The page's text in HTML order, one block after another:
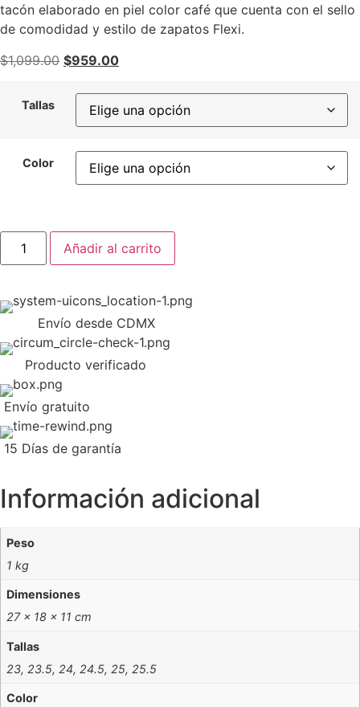
tacón elaborado en piel color café que cuenta con el sello
de comodidad y estilo de zapatos Flexi.
$1,099.00 $959.00
Tallas
Color
Añadir al carrito
Envío desde CDMX
Producto verificado
Envío gratuito
15 Días de garantía
Información adicional
Peso
1 kg
Dimensiones
27 × 18 × 11 cm
Tallas
23, 23.5, 24, 24.5, 25, 25.5
Color